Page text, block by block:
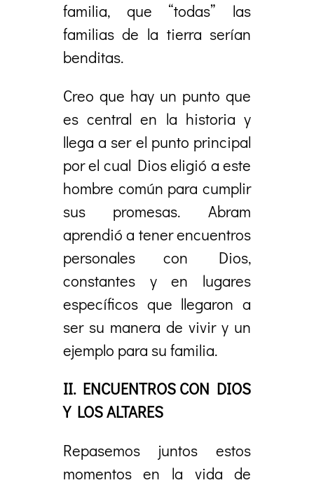
familia, que “todas” las
familias de la tierra serían
benditas.
Creo que hay un punto que
es central en la historia y
llega a ser el punto principal
por el cual Dios eligió a este
hombre común para cumplir
sus promesas. Abram
aprendió a tener encuentros
personales con Dios,
constantes y en lugares
específicos que llegaron a
ser su manera de vivir y un
ejemplo para su familia.
II. ENCUENTROS CON DIOS
Y LOS ALTARES
Repasemos juntos estos
momentos en la vida de